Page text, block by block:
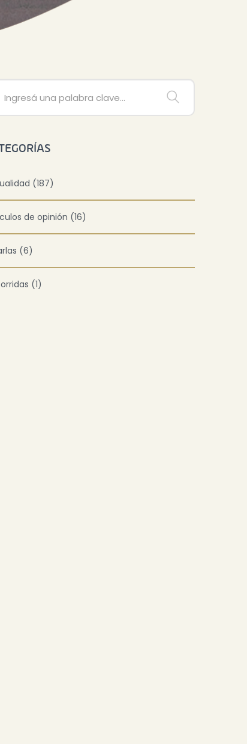
(187)
de opinión (16)
(6)
(1)